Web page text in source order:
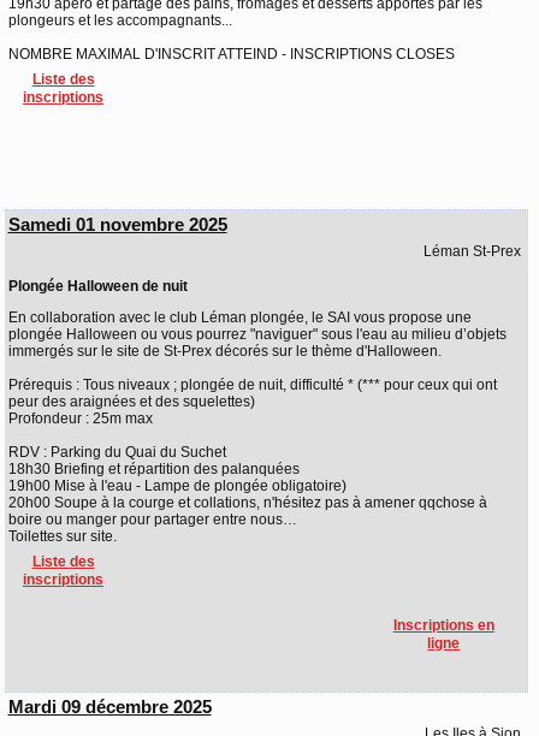
19h30 apéro et partage des pains, fromages et desserts apportés par les
plongeurs et les accompagnants...
NOMBRE MAXIMAL D'INSCRIT ATTEIND - INSCRIPTIONS CLOSES
Liste des
inscriptions
Samedi 01 novembre 2025
Léman St-Prex
Plongée Halloween de nuit
En collaboration avec le club Léman plongée, le SAI vous propose une
plongée Halloween ou vous pourrez "naviguer" sous l'eau au milieu d’objets
immergés sur le site de St-Prex décorés sur le thème d'Halloween.
Prérequis : Tous niveaux ; plongée de nuit, difficulté * (*** pour ceux qui ont
peur des araignées et des squelettes)
Profondeur : 25m max
RDV : Parking du Quai du Suchet
18h30 Briefing et répartition des palanquées
19h00 Mise à l'eau - Lampe de plongée obligatoire)
20h00 Soupe à la courge et collations, n'hésitez pas à amener qqchose à
boire ou manger pour partager entre nous…
Toilettes sur site.
Liste des
inscriptions
Inscriptions en
ligne
Mardi 09 décembre 2025